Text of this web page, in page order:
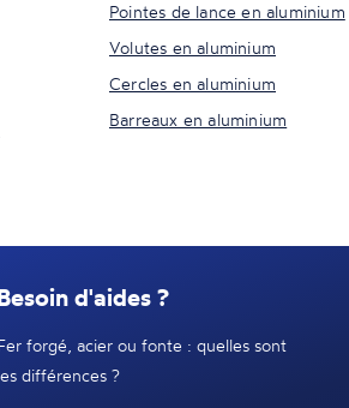
Pointes de lance en aluminium
Volutes en aluminium
Cercles en aluminium
Barreaux en aluminium
d'aides ?
forgé, acier ou fonte : quelles sont
différences ?